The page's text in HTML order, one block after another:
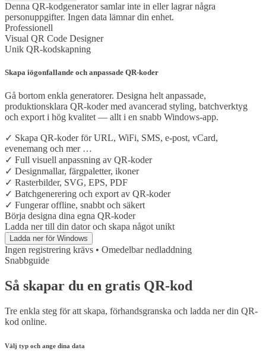
Denna QR-kodgenerator samlar inte in eller lagrar några
personuppgifter. Ingen data lämnar din enhet.
Professionell
Visual QR Code Designer
Unik QR-kodskapning
Skapa iögonfallande och anpassade QR-koder
Gå bortom enkla generatorer. Designa helt anpassade,
produktionsklara QR-koder med avancerad styling, batchverktyg
och export i hög kvalitet — allt i en snabb Windows-app.
✓ Skapa QR-koder för URL, WiFi, SMS, e-post, vCard,
evenemang och mer …
✓ Full visuell anpassning av QR-koder
✓ Designmallar, färgpaletter, ikoner
✓ Rasterbilder, SVG, EPS, PDF
✓ Batchgenerering och export av QR-koder
✓ Fungerar offline, snabbt och säkert
Börja designa dina egna QR-koder
Ladda ner till din dator och skapa något unikt
Ladda ner för Windows
Ingen registrering krävs • Omedelbar nedladdning
Snabbguide
Så skapar du en gratis QR-kod
Tre enkla steg för att skapa, förhandsgranska och ladda ner din QR-
kod online.
Välj typ och ange dina data